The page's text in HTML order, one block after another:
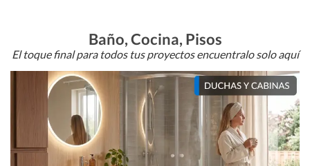
Baño, Cocina, Pisos
El toque final para todos tus proyectos encuentralo solo aquí